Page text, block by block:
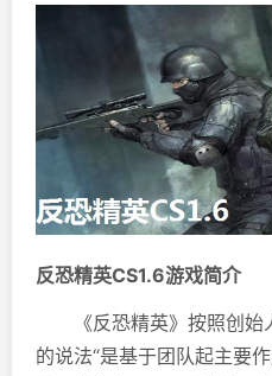
反恐精英CS1.6游戏简介
《反恐精英》按照创始
的说法“是基于团队起主要